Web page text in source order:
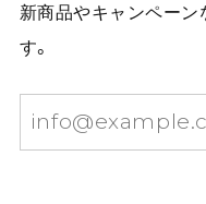
星屑
新商品やキャンペーン
す。